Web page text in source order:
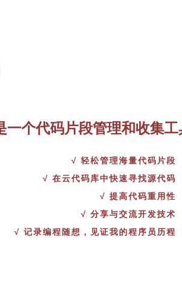
一个代码片段管理和收集工
√ 轻松管理海量代码片段
√ 在云代码库中快速寻找源代码
√ 提高代码重用性
√ 分享与交流开发技术
√ 记录编程随想，见证我的程序员历程